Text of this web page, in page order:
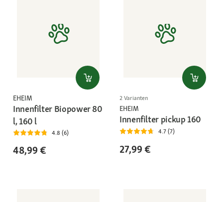
EHEIM
Innenfilter Biopower 80
l, 160 l
4.8 (6)
48,99 €
2 Varianten
EHEIM
Innenfilter pickup 160
4.7 (7)
27,99 €